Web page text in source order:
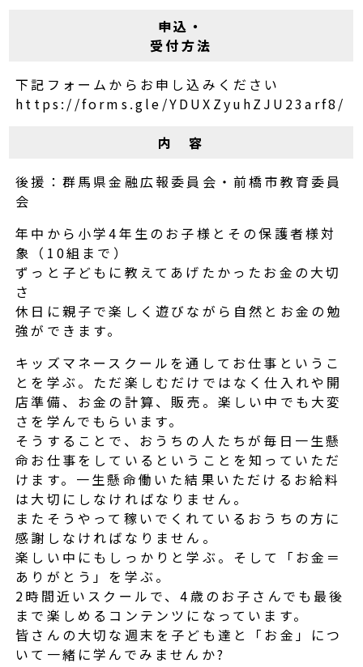
申込・
受付方法
下記フォームからお申し込みください
https://forms.gle/YDUXZyuhZJU23arf8/
内 容
後援：群馬県金融広報委員会・前橋市教育委員
会
年中から小学4年生のお子様とその保護者様対
象（10組まで）
ずっと子どもに教えてあげたかったお金の大切
さ
休日に親子で楽しく遊びながら自然とお金の勉
強ができます。
キッズマネースクールを通してお仕事というこ
とを学ぶ。ただ楽しむだけではなく仕入れや開
店準備、お金の計算、販売。楽しい中でも大変
さを学んでもらいます。
そうすることで、おうちの人たちが毎日一生懸
命お仕事をしているということを知っていただ
けます。一生懸命働いた結果いただけるお給料
は大切にしなければなりません。
またそうやって稼いでくれているおうちの方に
感謝しなければなりません。
楽しい中にもしっかりと学ぶ。そして「お金＝
ありがとう」を学ぶ。
2時間近いスクールで、4歳のお子さんでも最後
まで楽しめるコンテンツになっています。
皆さんの大切な週末を子ども達と「お金」につ
いて一緒に学んでみませんか?